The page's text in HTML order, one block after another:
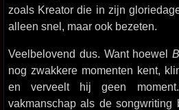
zoals Kreator die in zijn
alleen snel, maar ook bezeten.
Veelbelovend dus. Want hoewel
nog zwakkere momenten kent,
en verveelt hij geen
vakmanschap als de